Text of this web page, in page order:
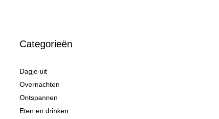
Categorieën
Dagje uit
Overnachten
Ontspannen
Eten en drinken